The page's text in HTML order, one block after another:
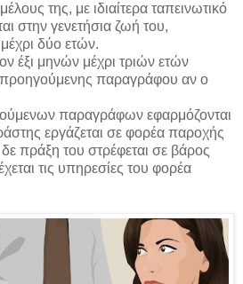
της, με ιδιαίτερα ταπεινωτικό
στην γενετήσια ζωή του,
δύο ετών.
έξι μηνών μέχρι τριών ετών
προηγούμενης παραγράφου αν ο
παραγράφων εφαρμόζονται
εργάζεται σε φορέα παροχής
πράξη του στρέφεται σε βάρος
τις υπηρεσίες του φορέα